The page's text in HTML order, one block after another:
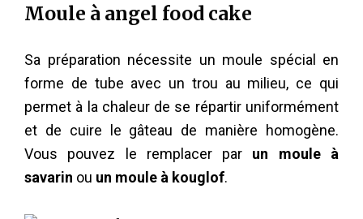
Moule à angel food cake
Sa préparation nécessite un moule spécial en
forme de tube avec un trou au milieu, ce qui
permet à la chaleur de se répartir uniformément
et de cuire le gâteau de manière homogène.
Vous pouvez le remplacer par un moule à
savarin ou un moule à kouglof.